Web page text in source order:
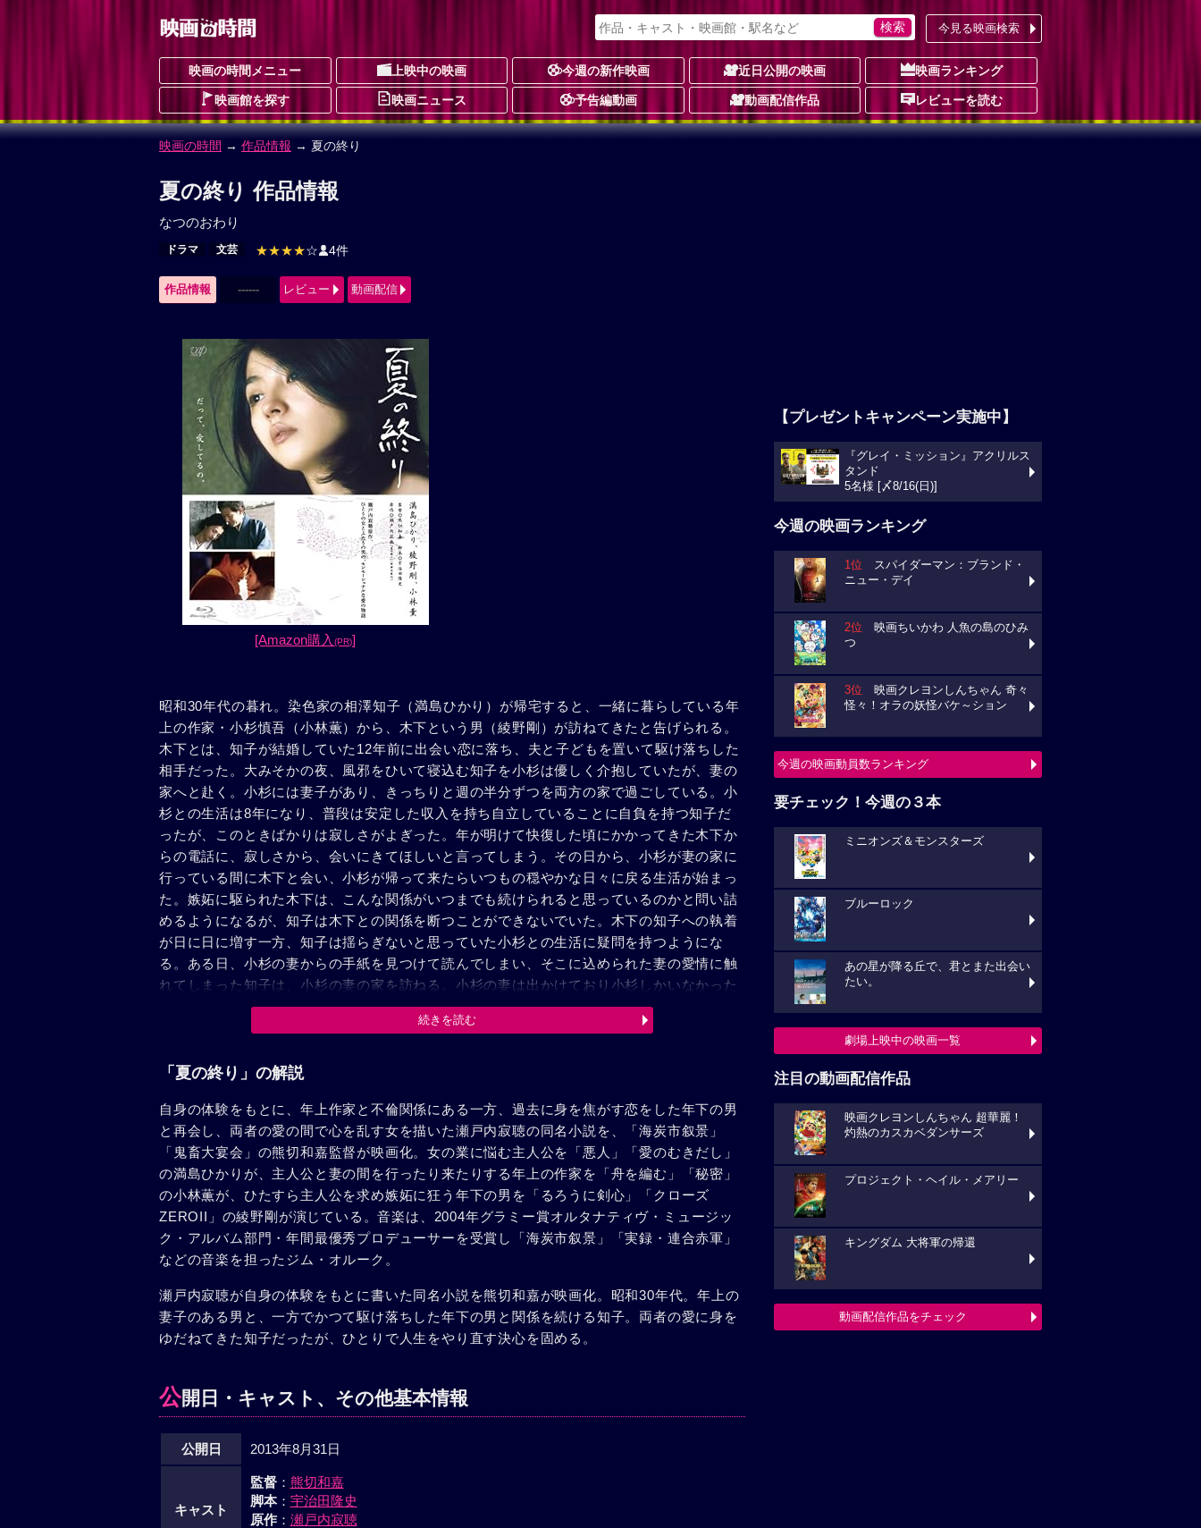
今見る映画検索
映画の時間メニュー 上映中の映画 今週の新作映画 近日公開の映画 映画ランキング
映画館を探す 映画ニュース 予告編動画 動画配信作品 レビューを読む
映画の時間 → 作品情報 → 夏の終り
夏の終り 作品情報
なつのおわり
ドラマ 文芸 ★★★★☆ 4件
作品情報 ------ レビュー 動画配信
[Amazon購入(PR)]
昭和30年代の暮れ。染色家の相澤知子（満島ひかり）が帰宅すると、一緒に暮らしている年
上の作家・小杉慎吾（小林薫）から、木下という男（綾野剛）が訪ねてきたと告げられる。
木下とは、知子が結婚していた12年前に出会い恋に落ち、夫と子どもを置いて駆け落ちした
相手だった。大みそかの夜、風邪をひいて寝込む知子を小杉は優しく介抱していたが、妻の
家へと赴く。小杉には妻子があり、きっちりと週の半分ずつを両方の家で過ごしている。小
杉との生活は8年になり、普段は安定した収入を持ち自立していることに自負を持つ知子だ
ったが、このときばかりは寂しさがよぎった。年が明けて快復した頃にかかってきた木下か
らの電話に、寂しさから、会いにきてほしいと言ってしまう。その日から、小杉が妻の家に
行っている間に木下と会い、小杉が帰って来たらいつもの穏やかな日々に戻る生活が始まっ
た。嫉妬に駆られた木下は、こんな関係がいつまでも続けられると思っているのかと問い詰
めるようになるが、知子は木下との関係を断つことができないでいた。木下の知子への執着
が日に日に増す一方、知子は揺らぎないと思っていた小杉との生活に疑問を持つようにな
る。ある日、小杉の妻からの手紙を見つけて読んでしまい、そこに込められた妻の愛情に触
れてしまった知子は、小杉の妻の家を訪ねる。小杉の妻は出かけており小杉しかいなかった
が、家に溢れる二人の生活の生々しさを目にし、知子は逃げるように家を後にする。その
後、何事もなかったかのように知子の家に来た小杉は、大衆小説の仕事を引き受けたことを
れる小杉。二人ともこの関係に息苦しさを感じていたと気付いた知子は、一から人生をやり
続きを読む
「夏の終り」の解説
自身の体験をもとに、年上作家と不倫関係にある一方、過去に身を焦がす恋をした年下の男
と再会し、両者の愛の間で心を乱す女を描いた瀬戸内寂聴の同名小説を、「海炭市叙景」
「鬼畜大宴会」の熊切和嘉監督が映画化。女の業に悩む主人公を「悪人」「愛のむきだし」
の満島ひかりが、主人公と妻の間を行ったり来たりする年上の作家を「舟を編む」「秘密」
の小林薫が、ひたすら主人公を求め嫉妬に狂う年下の男を「るろうに剣心」「クローズ
ZEROII」の綾野剛が演じている。音楽は、2004年グラミー賞オルタナティヴ・ミュージッ
ク・アルバム部門・年間最優秀プロデューサーを受賞し「海炭市叙景」「実録・連合赤軍」
などの音楽を担ったジム・オルーク。
瀬戸内寂聴が自身の体験をもとに書いた同名小説を熊切和嘉が映画化。昭和30年代。年上の
妻子のある男と、一方でかつて駆け落ちした年下の男と関係を続ける知子。両者の愛に身を
ゆだねてきた知子だったが、ひとりで人生をやり直す決心を固める。
公開日・キャスト、その他基本情報
公開日 2013年8月31日
キャスト
監督： 熊切和嘉
脚本： 宇治田隆史
原作： 瀬戸内寂聴
【プレゼントキャンペーン実施中】
『グレイ・ミッション』アクリルス
タンド
5名様 [〆8/16(日)]
今週の映画ランキング
1位 スパイダーマン：ブランド・
ニュー・デイ
2位 映画ちいかわ 人魚の島のひみ
つ
3位 映画クレヨンしんちゃん 奇々
怪々！オラの妖怪バケ～ション
今週の映画動員数ランキング
要チェック！今週の３本
ミニオンズ＆モンスターズ
ブルーロック
あの星が降る丘で、君とまた出会い
たい。
劇場上映中の映画一覧
注目の動画配信作品
映画クレヨンしんちゃん 超華麗！
灼熱のカスカベダンサーズ
プロジェクト・ヘイル・メアリー
キングダム 大将軍の帰還
動画配信作品をチェック